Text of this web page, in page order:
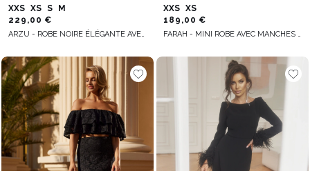
XXS XS S
M
229,00 €
ARZU - ROBE NOIRE ÉLÉGANTE AVEC FERMETURE ÉCLAIR SUR LE CÔTÉ
XXS XS
189,00 €
FARAH - MINI ROBE AVEC MANCHES BOUFFANTES, BAS ASYMÉTRIQUE ET ENCOLURE CARRÉE, FERMETURE À GLISSIÈRE